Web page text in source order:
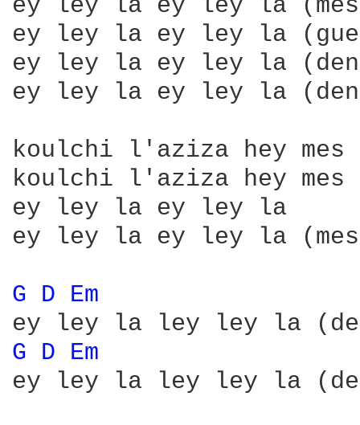
ey ley la ey ley la
ey ley la ey ley la
ey ley la ey ley la
ey ley la ey ley la
koulchi l'aziza hey mes
koulchi l'aziza hey mes
ey ley la ey ley la
ey ley la ey ley la
G D Em
G D Em
ey ley la ley ley la